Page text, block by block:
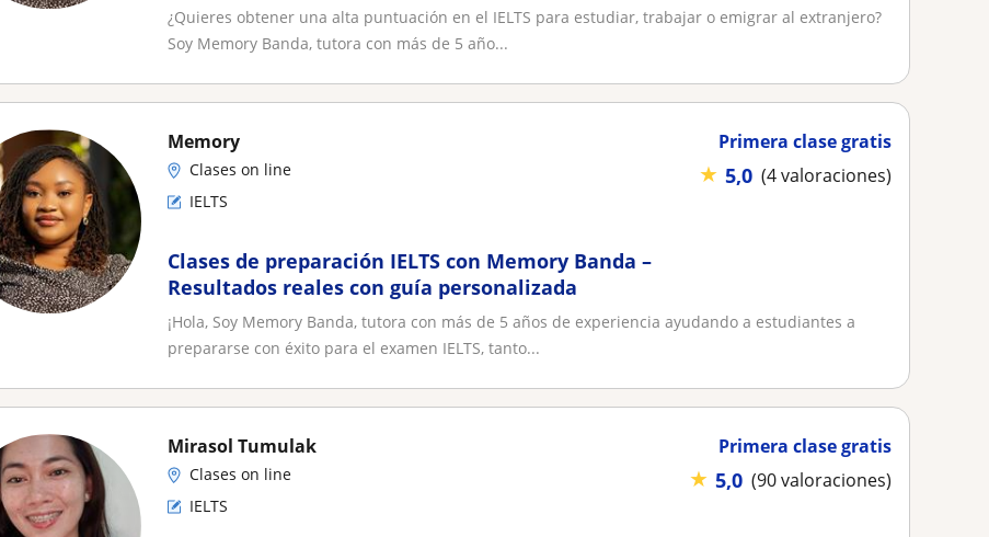
¿Quieres obtener una alta puntuación en el IELTS para estudiar, trabajar o emigrar al extranjero?
Soy Memory Banda, tutora con más de 5 año...
Primera clase gratis
★ 5,0 (4 valoraciones)
Memory
Clases on line
IELTS
Clases de preparación IELTS con Memory Banda –
Resultados reales con guía personalizada
¡Hola, Soy Memory Banda, tutora con más de 5 años de experiencia ayudando a estudiantes a
prepararse con éxito para el examen IELTS, tanto...
Primera clase gratis
★ 5,0 (90 valoraciones)
Mirasol Tumulak
Clases on line
IELTS